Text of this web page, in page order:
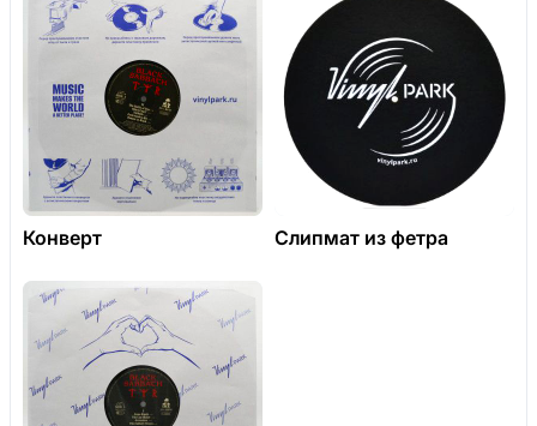
Конверт Слипмат из фетра